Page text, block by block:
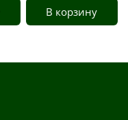
В корзину